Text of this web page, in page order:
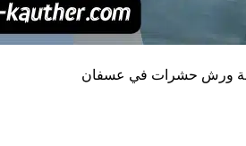
ورش حشرات في عسفان